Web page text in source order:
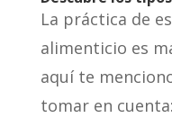
La práctica de
alimenticio es
aquí te
tomar en cuenta: